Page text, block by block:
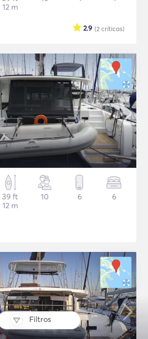
Filtros
12 m
(2 críticas)
2.9
39 ft
12 m
10 6 6